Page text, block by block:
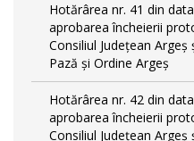
Hotărârea nr. 41 din
aprobarea încheierii
Consiliul Județean Argeș
Pază și Ordine Argeș
Hotărârea nr. 42 din
aprobarea încheierii
Consiliul Județean